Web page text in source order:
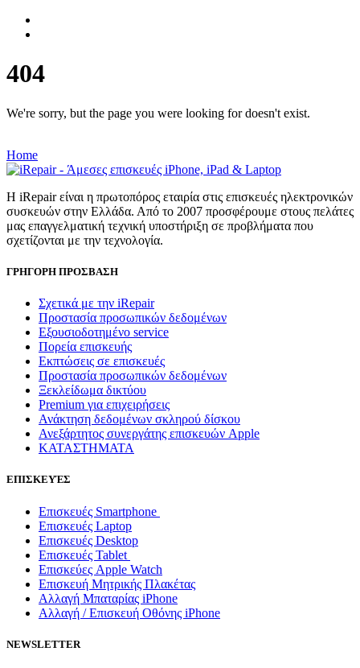
404
We're sorry, but the page you were looking for doesn't exist.
Home
Η iRepair είναι η πρωτοπόρος εταιρία στις επισκευές ηλεκτρονικών
συσκευών στην Ελλάδα. Από το 2007 προσφέρουμε στους πελάτες
μας επαγγελματική τεχνική υποστήριξη σε προβλήματα που
σχετίζονται με την τεχνολογία.
ΓΡΗΓΟΡΗ ΠΡΟΣΒΑΣΗ
Σχετικά με την iRepair
Προστασία προσωπικών δεδομένων
Εξουσιοδοτημένο service
Πορεία επισκευής
Εκπτώσεις σε επισκευές
Προστασία προσωπικών δεδομένων
Ξεκλείδωμα δικτύου
Premium για επιχειρήσεις
Ανάκτηση δεδομένων σκληρού δίσκου
Ανεξάρτητος συνεργάτης επισκευών Apple
ΚΑΤΑΣΤΗΜΑΤΑ
ΕΠΙΣΚΕΥΈΣ
Επισκευές Smartphone
Επισκευές Laptop
Επισκευές Desktop
Επισκευές Tablet
Επισκεύες Apple Watch
Επισκευή Μητρικής Πλακέτας
Αλλαγή Μπαταρίας iPhone
Αλλαγή / Επισκευή Οθόνης iPhone
NEWSLETTER